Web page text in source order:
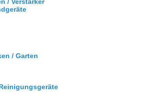
/ Garten